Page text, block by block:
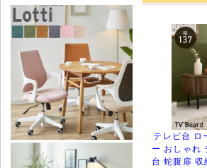
テレビ台 ロ
ー おしゃれ
台 蛇腹扉 収